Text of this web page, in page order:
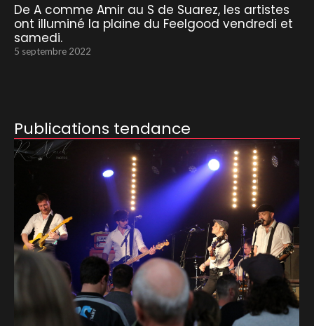
De A comme Amir au S de Suarez, les artistes
ont illuminé la plaine du Feelgood vendredi et
samedi.
5 septembre 2022
Publications tendance